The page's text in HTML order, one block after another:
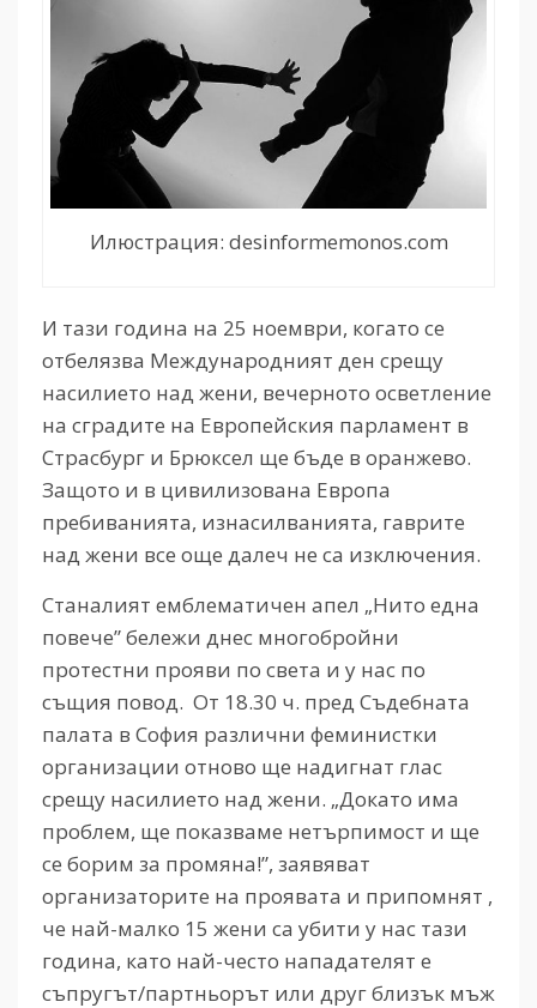
Илюстрация: desinformemonos.com
И тази година на 25 ноември, когато се
отбелязва Международният ден срещу
насилието над жени, вечерното осветление
на сградите на Европейския парламент в
Страсбург и Брюксел ще бъде в оранжево.
Защото и в цивилизована Европа
пребиванията, изнасилванията, гаврите
над жени все още далеч не са изключения.
Станалият емблематичен апел „Нито една
повече” бележи днес многобройни
протестни прояви по света и у нас по
същия повод. От 18.30 ч. пред Съдебната
палата в София различни феминистки
организации отново ще надигнат глас
срещу насилието над жени. „Докато има
проблем, ще показваме нетърпимост и ще
се борим за промяна!”, заявяват
организаторите на проявата и припомнят ,
че най-малко 15 жени са убити у нас тази
година, като най-често нападателят е
съпругът/партньорът или друг близък мъж